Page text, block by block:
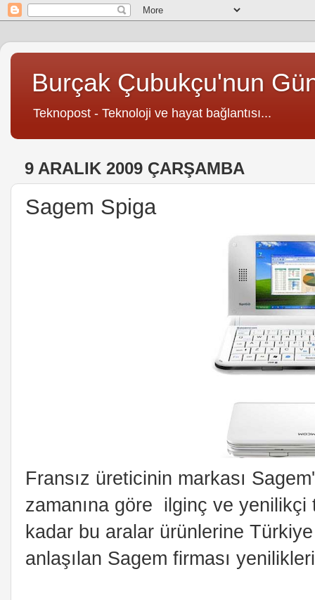
Burçak Çubukçu'nun
Teknopost - Teknoloji ve hayat bağlantısı...
9 ARALIK 2009 ÇARŞAMBA
Sagem Spiga
Fransız üreticinin markası
zamanına göre ilginç ve yenilikçi
kadar bu aralar ürünlerine
anlaşılan Sagem firması